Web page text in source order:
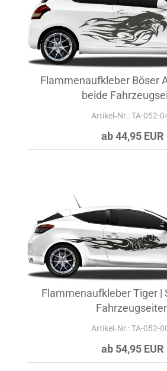
Flammenaufkleber Böser
beide
Artikel‑Nr.: TA-052-
ab 44,95 EUR
Flammenaufkleber Tiger |
Artikel‑Nr.: TA-052-
ab 54,95 EUR